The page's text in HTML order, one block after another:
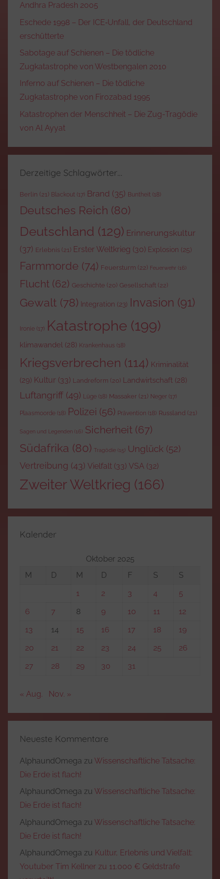
Andhra Pradesh 2005
Eschede 1998 – Der ICE‑Unfall, der Deutschland
erschütterte
Sabotage auf Schienen – Die tödliche
Zugkatastrophe von Westbengalen 2010
Inferno auf Schienen – Die tödliche
Zugkatastrophe von Firozabad 1995
Katastrophen der Menschheit – Die Zug-Tragödie
von Al Ayyat
Derzeitige Schlagwörter…
Berlin (21) Blackout (17) Brand (35) Buntheit (18)
Deutsches Reich (80)
Deutschland (129) Erinnerungskultur
(37) Erlebnis (21) Erster Weltkrieg (30) Explosion (25)
Farmmorde (74) Feuersturm (22) Feuerwehr (16)
Flucht (62) Geschichte (20) Gesellschaft (22)
Gewalt (78) Integration (23) Invasion (91)
Ironie (17) Katastrophe (199)
klimawandel (28) Krankenhaus (18)
Kriegsverbrechen (114) Kriminalität
(29) Kultur (33) Landreform (20) Landwirtschaft (28)
Luftangriff (49) Lüge (18) Massaker (21) Neger (17)
Plaasmoorde (18) Polizei (56) Prävention (18) Russland (21)
Sagen und Legenden (16) Sicherheit (67)
Südafrika (80) Tragödie (15) Unglück (52)
Vertreibung (43) Vielfalt (33) VSA (32)
Zweiter Weltkrieg (166)
Kalender
Oktober 2025
M
D M D F S
S
1
2 3 4
5
6
7 8 9 10 11
12
13
14 15 16 17 18
19
20
21 22 23 24 25
26
27
28 29 30 31
« Aug. Nov. »
Neueste Kommentare
AlphaundOmega zu Wissenschaftliche Tatsache:
Die Erde ist flach!
AlphaundOmega zu Wissenschaftliche Tatsache:
Die Erde ist flach!
AlphaundOmega zu Wissenschaftliche Tatsache:
Die Erde ist flach!
AlphaundOmega zu Kultur, Erlebnis und Vielfalt:
Youtuber Tim Kellner zu 11.000 € Geldstrafe